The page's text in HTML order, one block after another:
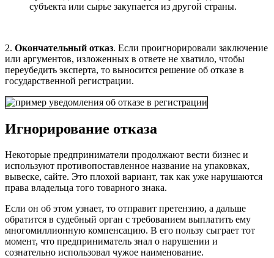
субъекта или сырье закупается из другой страны.
2. Окончательный отказ. Если проигнорировали заключение
или аргументов, изложенных в ответе не хватило, чтобы
переубедить эксперта, то выносится решение об отказе в
государственной регистрации.
Игнорирование отказа
Некоторые предприниматели продолжают вести бизнес и
используют противопоставленное название на упаковках,
вывеске, сайте. Это плохой вариант, так как уже нарушаются
права владельца того товарного знака.
Если он об этом узнает, то отправит претензию, а дальше
обратится в судебный орган с требованием выплатить ему
многомиллионную компенсацию. В его пользу сыграет тот
момент, что предприниматель знал о нарушении и
сознательно использовал чужое наименование.